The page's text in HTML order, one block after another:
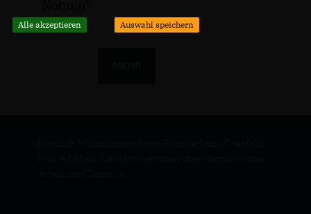
Alle akzeptieren Auswahl speichern